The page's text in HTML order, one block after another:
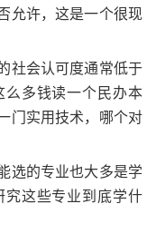
允许，这是一个很现
社会认可度通常低于
多钱读一个民办本
门实用技术，哪个对
选的专业也大多是学
这些专业到底学什